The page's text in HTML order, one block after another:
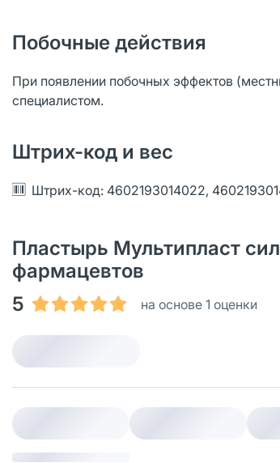
Побочные действия
При появлении побочных эффектов
специалистом.
Штрих-код и вес
Штрих-код: 4602193014022,
Пластырь Мультипласт
фармацевтов
5
на основе 1 оценки